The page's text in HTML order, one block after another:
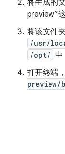
将生成的
preview”
将该文件
/usr/
/opt/ 中
打开终端
preview/